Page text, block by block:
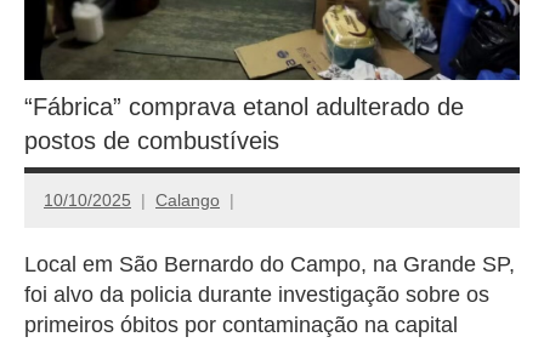
“Fábrica” comprava etanol adulterado de
postos de combustíveis
10/10/2025 Calango
Local em São Bernardo do Campo, na Grande SP,
foi alvo da policia durante investigação sobre os
primeiros óbitos por contaminação na capital